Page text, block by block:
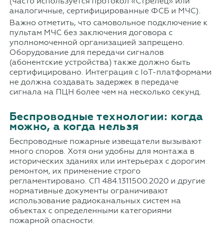
аналогичные, сертифицированные ФСБ и МЧС).
Важно отметить, что самовольное подключение к
пультам МЧС без заключения договора с
уполномоченной организацией запрещено.
Оборудование для передачи сигналов
(абонентские устройства) также должно быть
сертифицировано. Интеграция с IoT-платформами
не должна создавать задержек в передаче
сигнала на ПЦН более чем на несколько секунд.
Беспроводные технологии: когда
можно, а когда нельзя
Беспроводные пожарные извещатели вызывают
много споров. Хотя они удобны для монтажа в
исторических зданиях или интерьерах с дорогим
ремонтом, их применение строго
регламентировано. СП 484.1311500.2020 и другие
нормативные документы ограничивают
использование радиоканальных систем на
объектах с определенными категориями
пожарной опасности.